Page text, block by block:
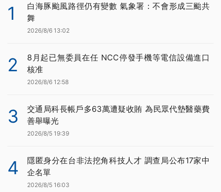
1
白海豚颱風路徑仍有變數 氣象署：不會形成三颱共
舞
2026/8/6 13:02
2
8月起已無委員在任 NCC停發手機等電信設備進口
核准
2026/8/6 12:58
3
交通局科長帳戶多63萬遭疑收賄 為民眾代墊醫藥費
善舉曝光
2026/8/5 19:39
4
隱匿身分在台非法挖角科技人才 調查局公布17家中
企名單
2026/8/5 16:03